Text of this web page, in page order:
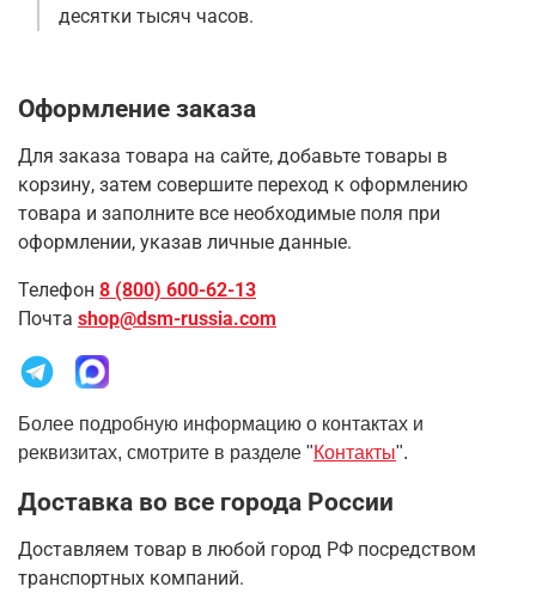
десятки тысяч часов.
Оформление заказа
Для заказа товара на сайте, добавьте товары в
корзину, затем совершите переход к оформлению
товара и заполните все необходимые поля при
оформлении, указав личные данные.
Телефон 8 (800) 600-62-13
Почта shop@dsm-russia.com
Более подробную информацию о контактах и
реквизитах, смотрите в разделе "Контакты".
Доставка во все города России
Доставляем товар в любой город РФ посредством
транспортных компаний.